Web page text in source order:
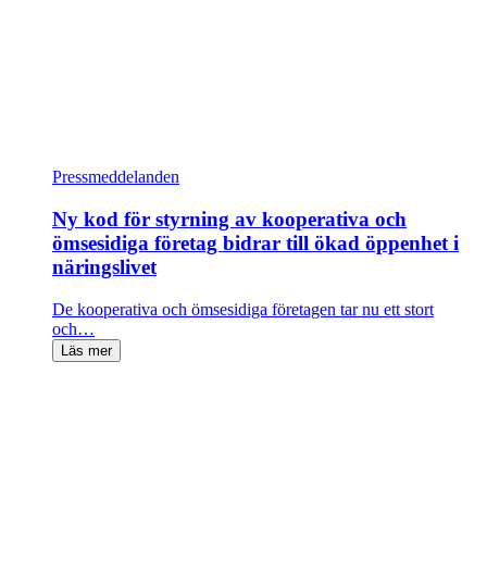
Pressmeddelanden
Ny kod för styrning av kooperativa och
ömsesidiga företag bidrar till ökad öppenhet i
näringslivet
De kooperativa och ömsesidiga företagen tar nu ett stort
och…
Läs mer